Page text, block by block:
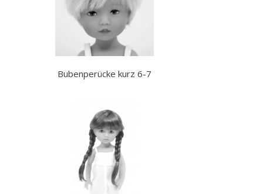
Bubenperücke kurz 6-7